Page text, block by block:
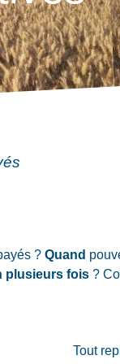
?Quand
plusieurs fois ?
Tout